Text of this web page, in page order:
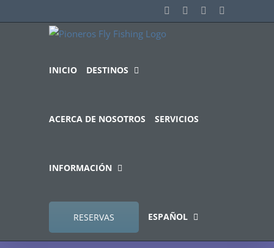
al
FacebookInstagramYouTube
electrónico
INICIO DESTINOS
ACERCA DE NOSOTROS SERVICIOS
INFORMACIÓN
RESERVAS ESPAÑOL